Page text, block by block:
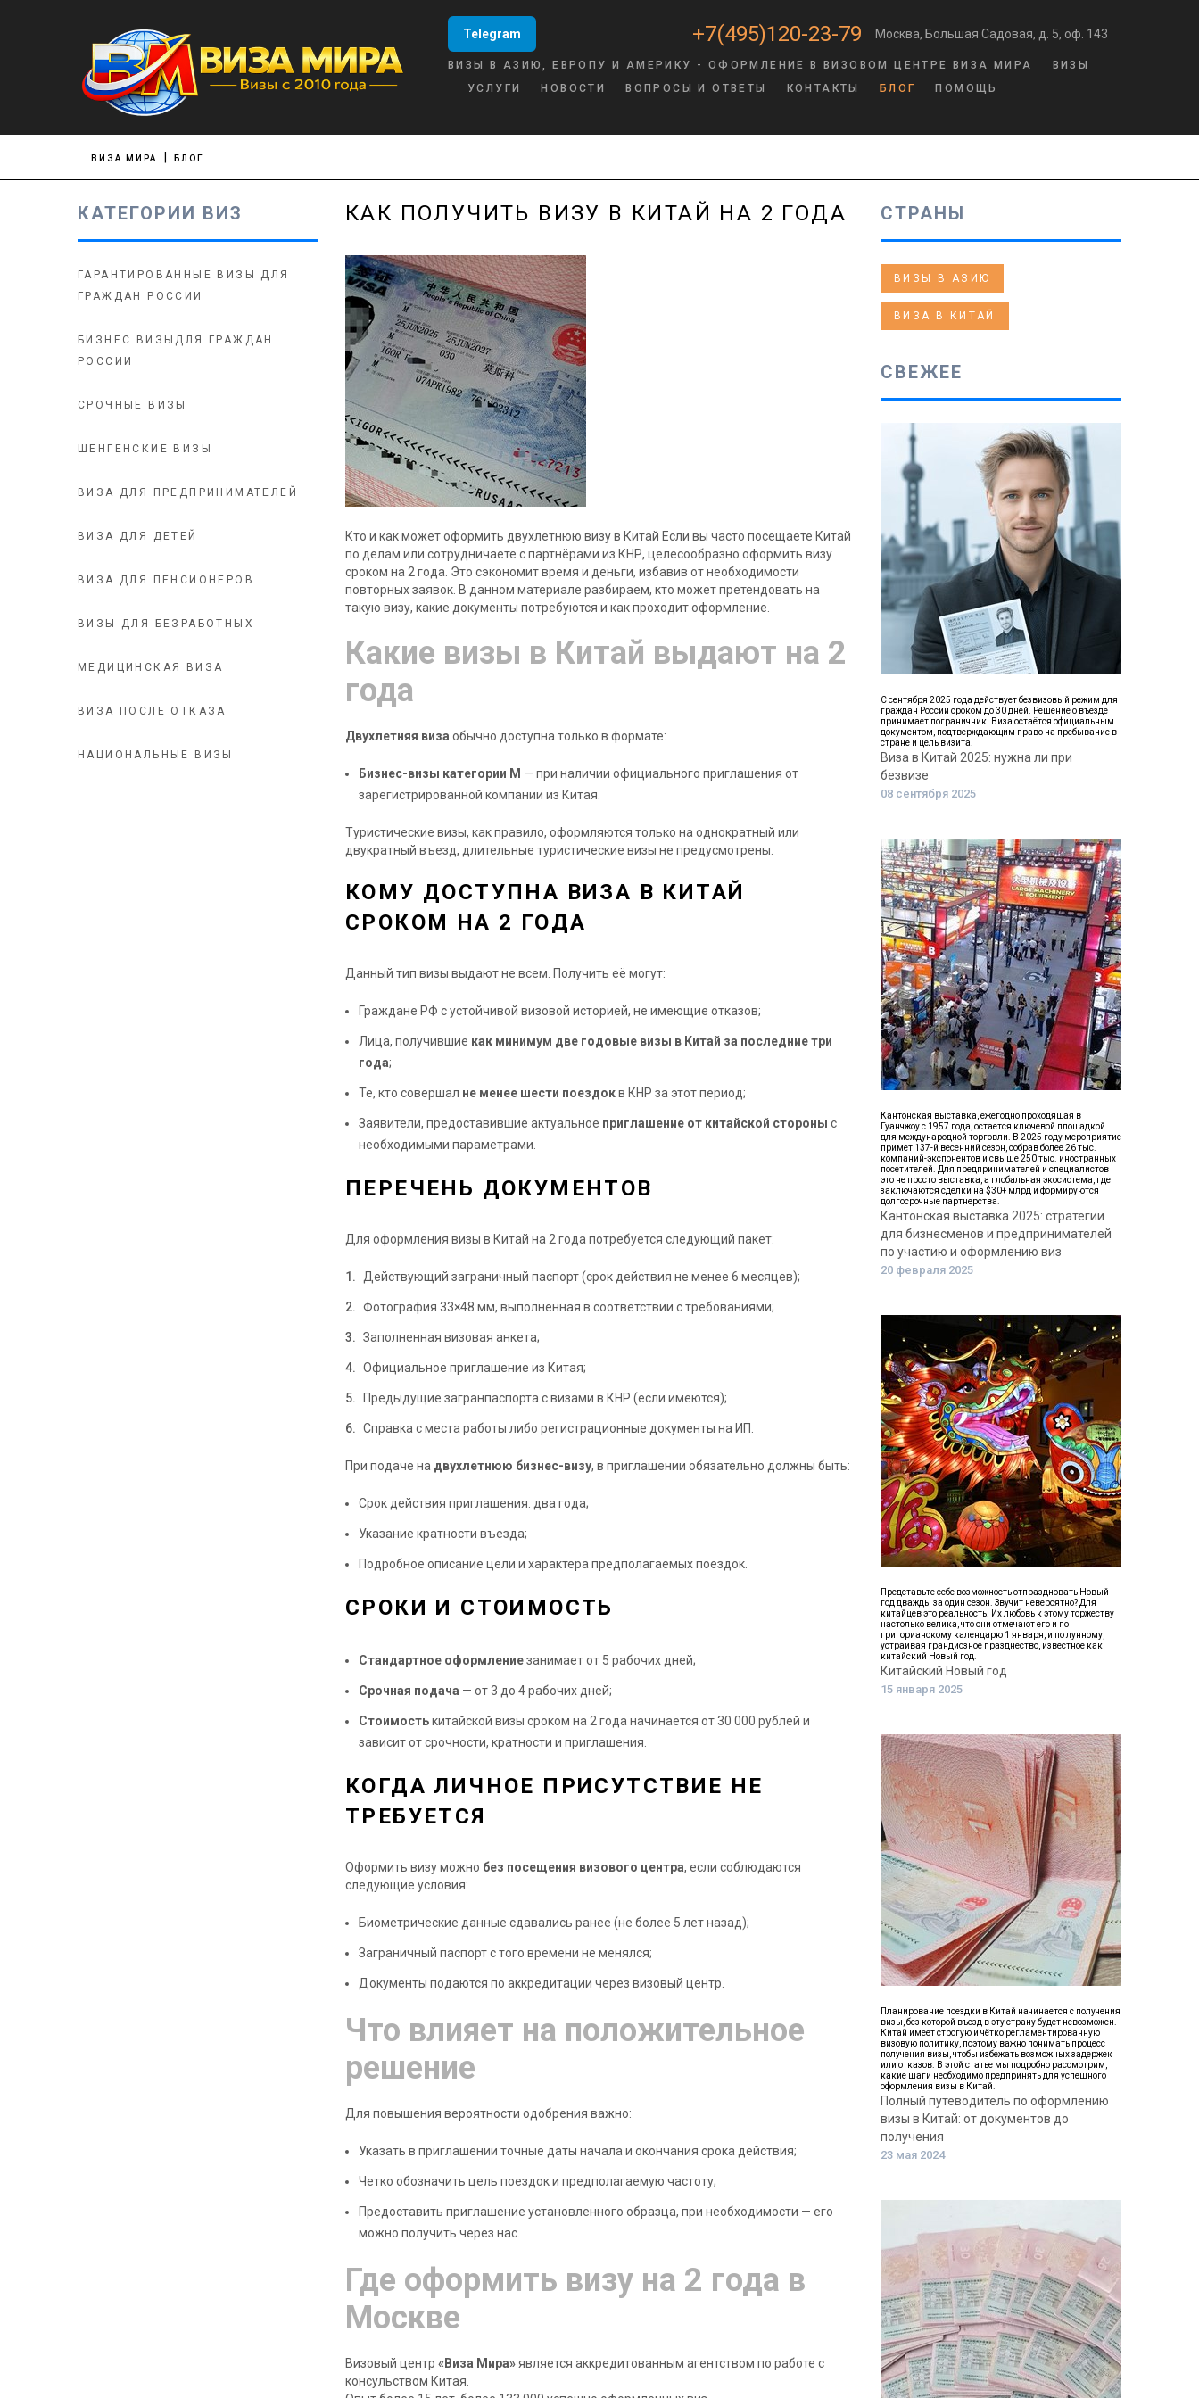
Москва, Большая Садовая, д. 5, оф. 143
+7(495)120-23-79
Telegram
ВИЗЫ В АЗИЮ, ЕВРОПУ И АМЕРИКУ - ОФОРМЛЕНИЕ В ВИЗОВОМ ЦЕНТРЕ ВИЗА МИРА
ВИЗЫ
УСЛУГИ
НОВОСТИ ВОПРОСЫ И ОТВЕТЫ КОНТАКТЫ БЛОГ ПОМОЩЬ
ВИЗА МИРА БЛОГ
КАК ПОЛУЧИТЬ ВИЗУ В КИТАЙ НА 2 ГОДА
Кто и как может оформить двухлетнюю визу в Китай Если вы часто посещаете Китай
по делам или сотрудничаете с партнёрами из КНР, целесообразно оформить визу
сроком на 2 года. Это сэкономит время и деньги, избавив от необходимости
повторных заявок. В данном материале разбираем, кто может претендовать на
такую визу, какие документы потребуются и как проходит оформление.
Какие визы в Китай выдают на 2
года
Двухлетняя виза обычно доступна только в формате:
Бизнес-визы категории M — при наличии официального приглашения от
зарегистрированной компании из Китая.
Туристические визы, как правило, оформляются только на однократный или
двукратный въезд, длительные туристические визы не предусмотрены.
КОМУ ДОСТУПНА ВИЗА В КИТАЙ
СРОКОМ НА 2 ГОДА
Данный тип визы выдают не всем. Получить её могут:
Граждане РФ с устойчивой визовой историей, не имеющие отказов;
Лица, получившие как минимум две годовые визы в Китай за последние три
года;
Те, кто совершал не менее шести поездокв КНР за этот период;
Заявители, предоставившие актуальное приглашение от китайской стороны с
необходимыми параметрами.
ПЕРЕЧЕНЬ ДОКУМЕНТОВ
Для оформления визы в Китай на 2 года потребуется следующий пакет:
Действующий заграничный паспорт (срок действия не менее 6 месяцев);
Фотография 33×48 мм, выполненная в соответствии с требованиями;
Заполненная визовая анкета;
Официальное приглашение из Китая;
Предыдущие загранпаспорта с визами в КНР (если имеются);
Справка с места работы либо регистрационные документы на ИП.
При подаче на двухлетнюю бизнес-визу, в приглашении обязательно должны быть:
Срок действия приглашения: два года;
Указание кратности въезда;
Подробное описание цели и характера предполагаемых поездок.
СРОКИ И СТОИМОСТЬ
Стандартное оформлениезанимает от 5 рабочих дней;
Срочная подача — от 3 до 4 рабочих дней;
Стоимостькитайской визы сроком на 2 года начинается от 30 000 рублей и
зависит от срочности, кратности и приглашения.
КОГДА ЛИЧНОЕ ПРИСУТСТВИЕ НЕ
ТРЕБУЕТСЯ
Оформить визу можно без посещения визового центра, если соблюдаются
следующие условия:
Биометрические данные сдавались ранее (не более 5 лет назад);
Заграничный паспорт с того времени не менялся;
Документы подаются по аккредитации через визовый центр.
Что влияет на положительное
решение
Для повышения вероятности одобрения важно:
Указать в приглашении точные даты начала и окончания срока действия;
Четко обозначить цель поездок и предполагаемую частоту;
Предоставить приглашение установленного образца, при необходимости — его
можно получить через нас.
Где оформить визу на 2 года в
Москве
Визовый центр «Виза Мира»является аккредитованным агентством по работе с
консульством Китая.
КАТЕГОРИИ ВИЗ
ГАРАНТИРОВАННЫЕ ВИЗЫ ДЛЯ
ГРАЖДАН РОССИИ
БИЗНЕС ВИЗЫДЛЯ ГРАЖДАН
РОССИИ
СРОЧНЫЕ ВИЗЫ
ШЕНГЕНСКИЕ ВИЗЫ
ВИЗА ДЛЯ ПРЕДПРИНИМАТЕЛЕЙ
ВИЗА ДЛЯ ДЕТЕЙ
ВИЗА ДЛЯ ПЕНСИОНЕРОВ
ВИЗЫ ДЛЯ БЕЗРАБОТНЫХ
МЕДИЦИНСКАЯ ВИЗА
ВИЗА ПОСЛЕ ОТКАЗА
НАЦИОНАЛЬНЫЕ ВИЗЫ
СТРАНЫ
ВИЗЫ В АЗИЮ
ВИЗА В КИТАЙ
СВЕЖЕЕ
С сентября 2025 года действует безвизовый режим для
граждан России сроком до 30 дней. Решение о въезде
принимает пограничник. Виза остаётся официальным
документом, подтверждающим право на пребывание в
стране и цель визита.
Виза в Китай 2025: нужна ли при
безвизе
08 сентября 2025
Кантонская выставка, ежегодно проходящая в
Гуанчжоу с 1957 года, остается ключевой площадкой
для международной торговли. В 2025 году мероприятие
примет 137-й весенний сезон, собрав более 26 тыс.
компаний-экспонентов и свыше 250 тыс. иностранных
посетителей. Для предпринимателей и специалистов
это не просто выставка, а глобальная экосистема, где
заключаются сделки на $30+ млрд и формируются
долгосрочные партнерства.
Кантонская выставка 2025: стратегии
для бизнесменов и предпринимателей
по участию и оформлению виз
20 февраля 2025
Представьте себе возможность отпраздновать Новый
год дважды за один сезон. Звучит невероятно? Для
китайцев это реальность! Их любовь к этому торжеству
настолько велика, что они отмечают его и по
григорианскому календарю 1 января, и по лунному,
устраивая грандиозное празднество, известное как
китайский Новый год.
Китайский Новый год
15 января 2025
Планирование поездки в Китай начинается с получения
визы, без которой въезд в эту страну будет невозможен.
Китай имеет строгую и чётко регламентированную
визовую политику, поэтому важно понимать процесс
получения визы, чтобы избежать возможных задержек
или отказов. В этой статье мы подробно рассмотрим,
какие шаги необходимо предпринять для успешного
оформления визы в Китай.
Полный путеводитель по оформлению
визы в Китай: от документов до
получения
23 мая 2024